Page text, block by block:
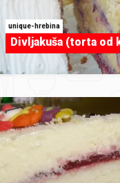
unique-hrebina
Divljakuša (torta od